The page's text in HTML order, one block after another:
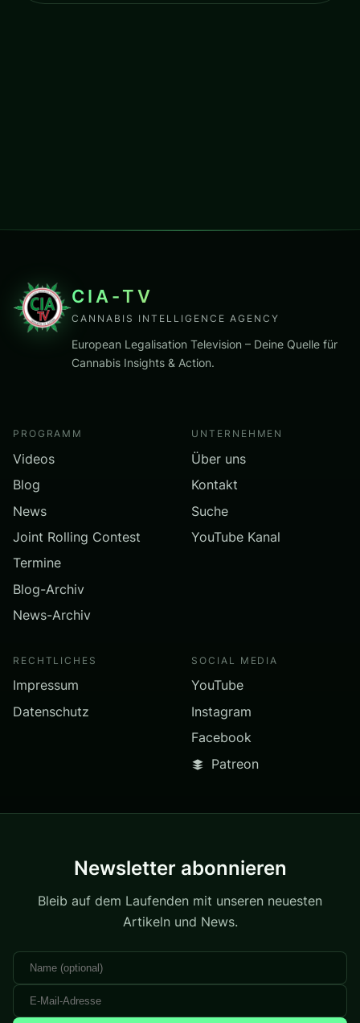
CIA-TV
CANNABIS INTELLIGENCE AGENCY
European Legalisation Television – Deine Quelle für
Cannabis Insights & Action.
PROGRAMM
Videos
Blog
News
Joint Rolling Contest
Termine
Blog-Archiv
News-Archiv
UNTERNEHMEN
Über uns
Kontakt
Suche
YouTube Kanal
RECHTLICHES
Impressum
Datenschutz
SOCIAL MEDIA
YouTube
Instagram
Facebook
Patreon
Newsletter abonnieren
Bleib auf dem Laufenden mit unseren neuesten
Artikeln und News.